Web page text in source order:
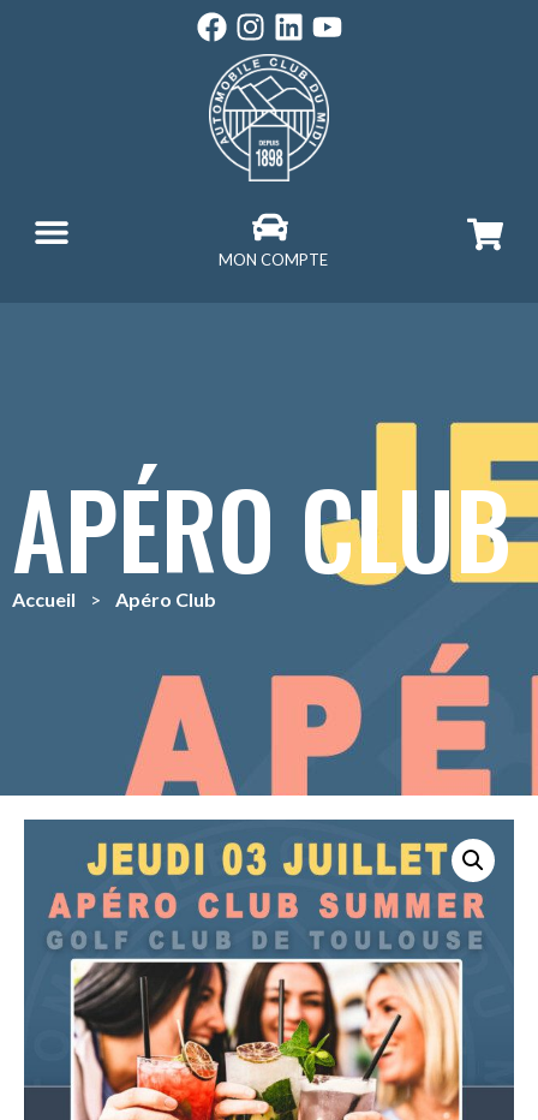
MON COMPTE
APÉRO CLUB
Accueil > Apéro Club